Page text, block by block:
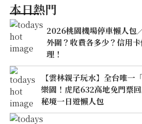
本日熱門
2026桃園機場停車懶人包
外圍？收費各多少？信用
理！
【雲林親子玩水】全台唯一
樂園！虎尾632高地免門票
秘境一日遊懶人包